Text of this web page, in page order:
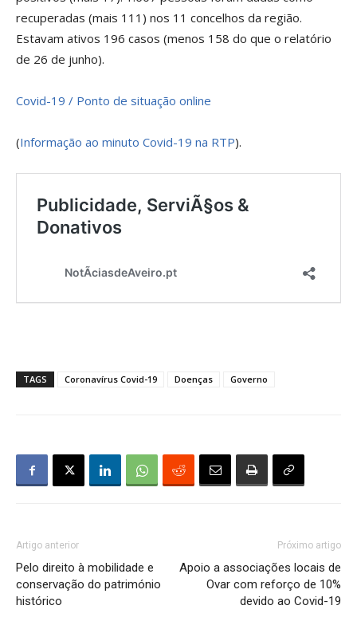
recuperadas (mais 111) nos 11 concelhos da região.
Estavam ativos 196 casos (menos 158 do que o relatório
de 26 de junho).
Covid-19 / Ponto de situação online
(Informação ao minuto Covid-19 na RTP).
TAGS Coronavírus Covid-19 Doenças Governo
Artigo anterior
Pelo direito à mobilidade e
conservação do património
histórico
Próximo artigo
Apoio a associações locais de
Ovar com reforço de 10%
devido ao Covid-19